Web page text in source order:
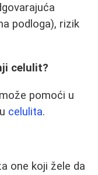
podloga), rizik
celulit?
pomoći u
celulita.
one koji žele da